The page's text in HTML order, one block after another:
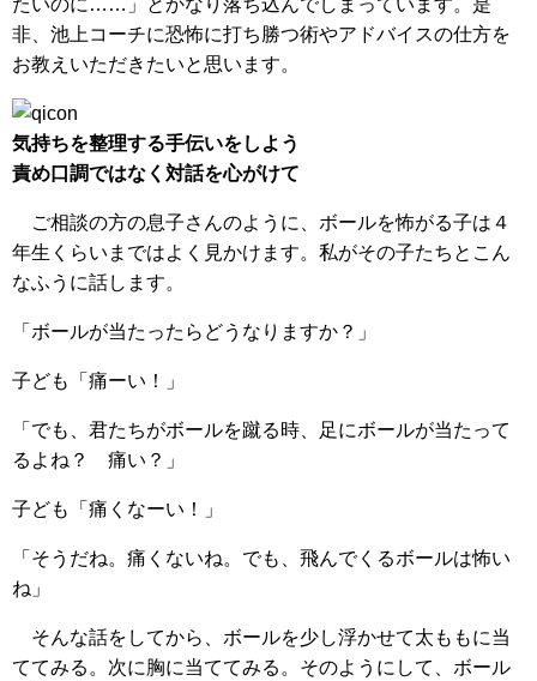
たいのに……」とかなり落ち込んでしまっています。是
非、池上コーチに恐怖に打ち勝つ術やアドバイスの仕方を
お教えいただきたいと思います。
気持ちを整理する手伝いをしよう
責め口調ではなく対話を心がけて
ご相談の方の息子さんのように、ボールを怖がる子は４
年生くらいまではよく見かけます。私がその子たちとこん
なふうに話します。
「ボールが当たったらどうなりますか？」
子ども「痛ーい！」
「でも、君たちがボールを蹴る時、足にボールが当たって
るよね？ 痛い？」
子ども「痛くなーい！」
「そうだね。痛くないね。でも、飛んでくるボールは怖い
ね」
そんな話をしてから、ボールを少し浮かせて太ももに当
ててみる。次に胸に当ててみる。そのようにして、ボール